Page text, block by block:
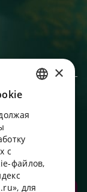
за покупки и
ENGLISH
UKRAINIAN
PORTUGUESE
×
с
файлов,
для